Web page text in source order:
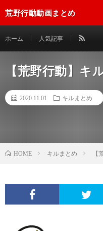
荒野行動動画まとめ
ホーム 人気記事
【荒野行動】キ
2020.11.01 キルまとめ
HOME キルまとめ 【